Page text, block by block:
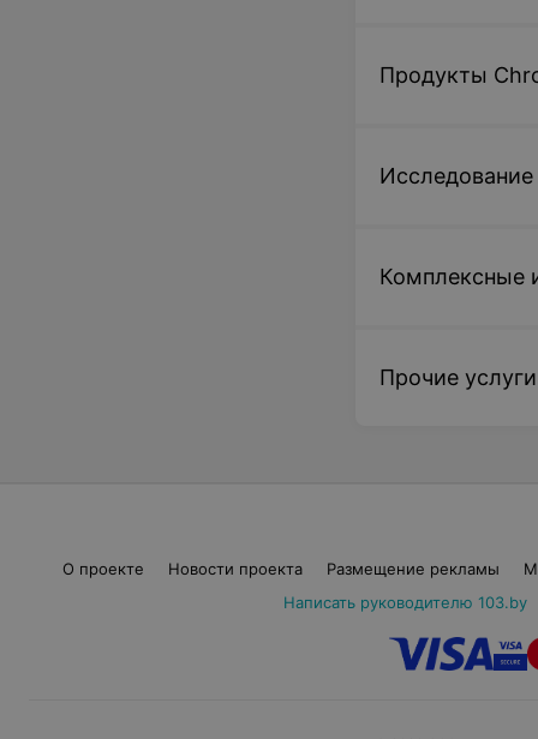
Продукты
Комплексные
Прочие услуги
О проекте Новости проекта Размещение рекламы
Написать руководителю 103.by